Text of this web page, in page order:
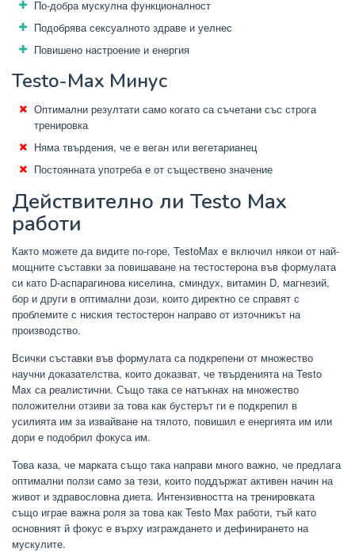
По-добра мускулна функционалност
Подобрява сексуалното здраве и уелнес
Повишено настроение и енергия
Testo-Max Минус
Оптимални резултати само когато са съчетани със строга
тренировка
Няма твърдения, че е веган или вегетарианец
Постоянната употреба е от съществено значение
Действително ли Testo Max
работи
Както можете да видите по-горе, TestoMax е включил някои от най-
мощните съставки за повишаване на тестостерона във формулата
си като D-аспарагинова киселина, сминдух, витамин D, магнезий,
бор и други в оптимални дози, които директно се справят с
проблемите с ниския тестостерон направо от източникът на
производство.
Всички съставки във формулата са подкрепени от множество
научни доказателства, които доказват, че твърденията на Testo
Max са реалистични. Също така се натъкнах на множество
положителни отзиви за това как бустерът ги е подкрепил в
усилията им за извайване на тялото, повишил е енергията им или
дори е подобрил фокуса им.
Това каза, че марката също така направи много важно, че предлага
оптимални ползи само за тези, които поддържат активен начин на
живот и здравословна диета. Интензивността на тренировката
също играе важна роля за това как Testo Max работи, тъй като
основният й фокус е върху изграждането и дефинирането на
мускулите.